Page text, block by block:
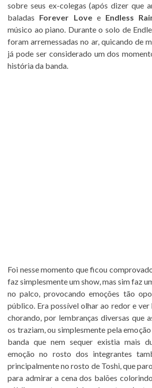
sobre seus ex-colegas (após dizer que
baladas Forever Lovee Endless
músico ao piano. Durante o solo de
foram arremessadas no ar, quicando de
já pode ser considerado um dos
história da banda.
Foi nesse momento que ficou
faz simplesmente um show, mas sim faz
no palco, provocando emoções tão
público. Era possível olhar ao redor e ver
chorando, por lembranças diversas que
os traziam, ou simplesmente pela
banda que nem sequer existia mais
emoção no rosto dos integrantes
principalmente no rosto de Toshi, que
para admirar a cena dos balões